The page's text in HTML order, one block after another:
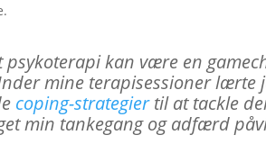
psykoterapi kan være en
mine terapisessioner lærte
coping-strategiertil at tackle
min tankegang og adfærd